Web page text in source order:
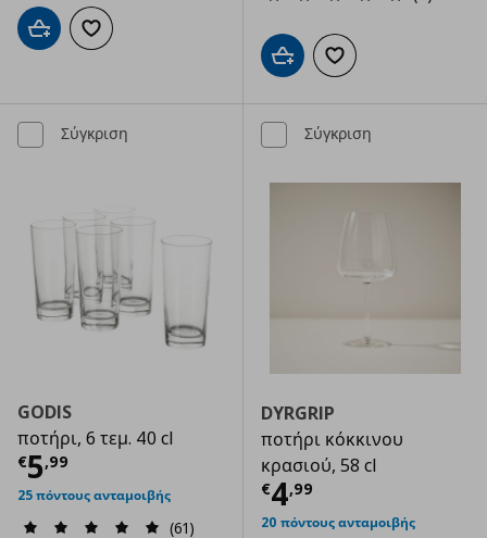
Προσθήκη στο καλάθι
Προσθήκη στα αγαπημένα
Προσθήκη στο καλάθι
Προσθήκη στα
Σύγκριση
GODIS
ποτήρι, 6 τεμ. 40 cl
€5,99
Τρέχουσα τιμή € 5,99
25 πόντους ανταμοιβής
(61)
Σύγκριση
DYRGRIP
ποτήρι κόκκινου
κρασιού, 58 cl
€4,99
Τρέχουσα
20 πόντους ανταμοιβής